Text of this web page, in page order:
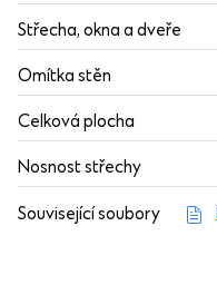
Střecha, okna a dveře
Omítka stěn
Celková plocha
Nosnost střechy
Související soubory